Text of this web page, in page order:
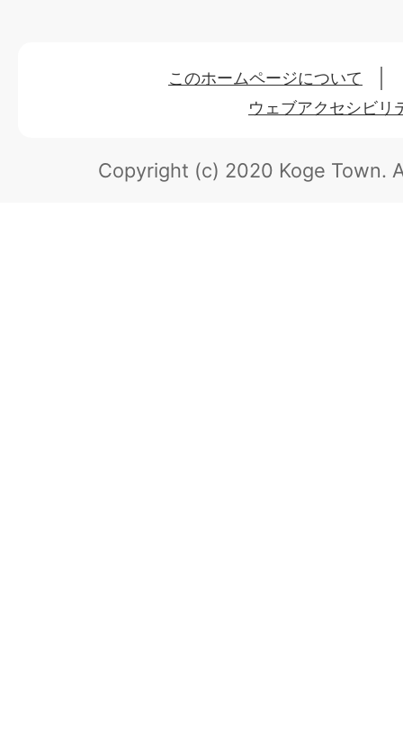
このホームページについて
ウェブアクセシビリ
Copyright (c) 2020 Koge Town.